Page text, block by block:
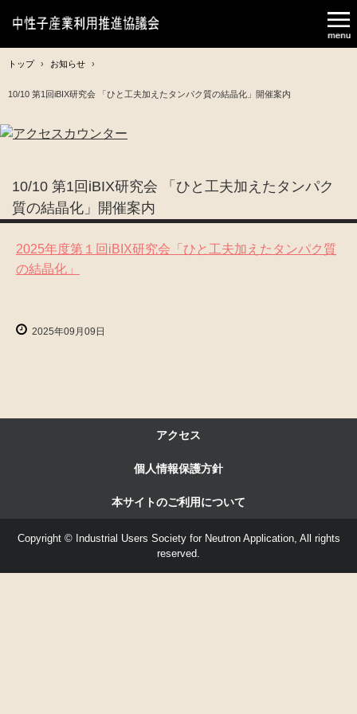
トップ › お知らせ ›
10/10 第1回iBIX研究会 「ひと工夫加えたタンパク質の結晶化」開催案内
10/10 第1回iBIX研究会 「ひと工夫加えたタンパク
質の結晶化」開催案内
2025年度第１回iBIX研究会「ひと工夫加えたタンパク質
の結晶化」
2025年09月09日
アクセス
個人情報保護方針
本サイトのご利用について
Copyright © Industrial Users Society for Neutron Application, All rights
reserved.